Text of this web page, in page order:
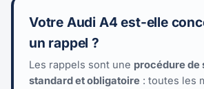
Votre Audi A4 est-elle
un rappel ?
Les rappels sont une procédure de
standard et obligatoire : toutes les